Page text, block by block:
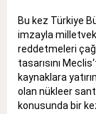
Bu kez Türkiye
imzayla
reddetmeleri
tasarısını
kaynaklara
olan nükleer
konusunda bir